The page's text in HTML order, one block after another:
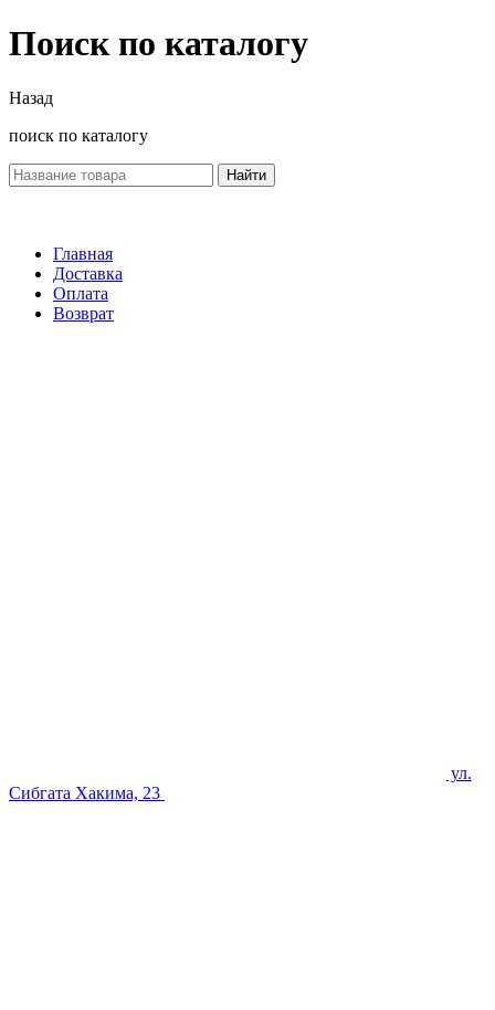
Поиск по каталогу
Назад
поиск по каталогу
Найти
Главная
Доставка
Оплата
Возврат
ул.
Сибгата Хакима, 23